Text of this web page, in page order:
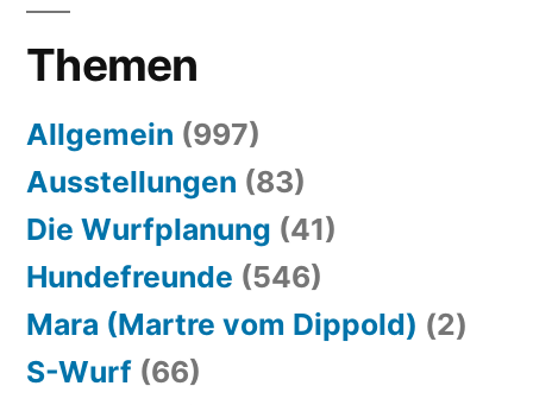
Themen
Allgemein (997)
Ausstellungen (83)
Die Wurfplanung (41)
Hundefreunde (546)
Mara (Martre vom Dippold) (2)
S-Wurf (66)